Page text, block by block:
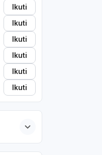
Ikuti
Ikuti
Ikuti
Ikuti
Ikuti
Ikuti